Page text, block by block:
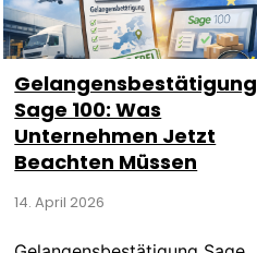
Gelangensbestätigung
Sage 100: Was
Unternehmen Jetzt
Beachten Müssen
14. April 2026